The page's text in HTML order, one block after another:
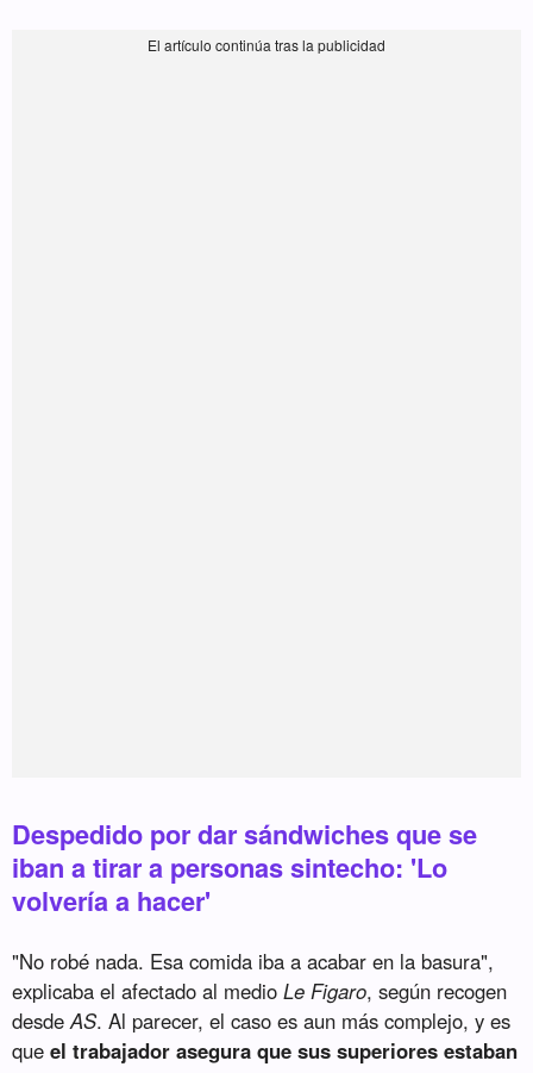
Despedido por dar sándwiches que se
iban a tirar a personas sintecho: 'Lo
volvería a hacer'
"No robé nada. Esa comida iba a acabar en la basura",
explicaba el afectado al medioLe Figaro, según recogen
desdeAS. Al parecer, el caso es aun más complejo, y es
queel trabajador asegura que sus superiores estaban